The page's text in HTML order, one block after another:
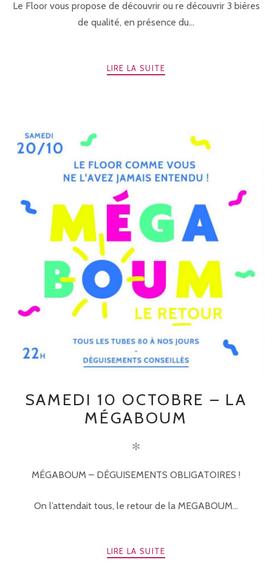
Le Floor vous propose de découvrir ou re découvrir 3 bières
de qualité, en présence du...
LIRE LA SUITE
SAMEDI 10 OCTOBRE – LA
MÉGABOUM
✻
MÉGABOUM – DÉGUISEMENTS OBLIGATOIRES !
On l’attendait tous, le retour de la MEGABOUM...
LIRE LA SUITE